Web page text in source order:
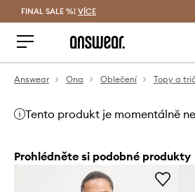
FINAL SALE %! VÍCE
Answear Ona Oblečení Topy a
Tento produkt je momentálně
Prohlédněte si podobné produkty